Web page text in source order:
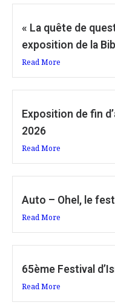
« La quête de
exposition de la
Read More
Exposition de fin
2026
Read More
Auto – Ohel, le
Read More
65ème Festival
Read More